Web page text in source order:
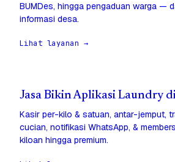
BUMDes, hingga pengaduan warga —
informasi desa.
Lihat layanan →
Jasa Bikin Aplikasi Laundry
Kasir per-kilo & satuan, antar-jemput,
cucian, notifikasi WhatsApp, &
kiloan hingga premium.